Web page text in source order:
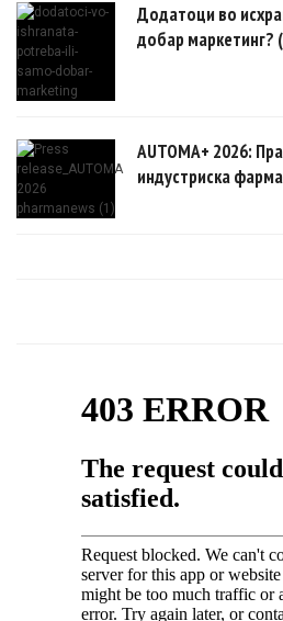
Додатоци во
добар маркетинг?
AUTOMA+ 2026:
индустриска